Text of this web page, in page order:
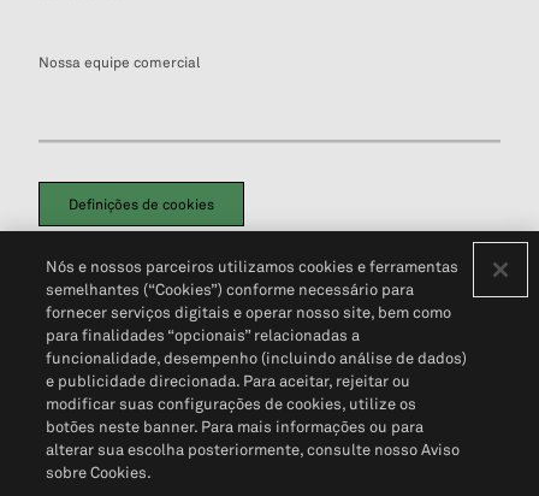
Nossa equipe comercial
Definições de cookies
Política de PrivacidadePortal de privacidade do cliente (em inglês)
Não Venda Minhas Informações Pessoais© 2026 S&P Global
Nós e nossos parceiros utilizamos cookies e ferramentas
semelhantes (“Cookies”) conforme necessário para
fornecer serviços digitais e operar nosso site, bem como
para finalidades “opcionais” relacionadas a
funcionalidade, desempenho (incluindo análise de dados)
e publicidade direcionada. Para aceitar, rejeitar ou
modificar suas configurações de cookies, utilize os
botões neste banner. Para mais informações ou para
alterar sua escolha posteriormente, consulte nosso Aviso
sobre Cookies.